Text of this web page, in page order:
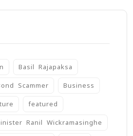
Basil Rajapaksa
Scammer Business
featured
Ranil Wickramasinghe